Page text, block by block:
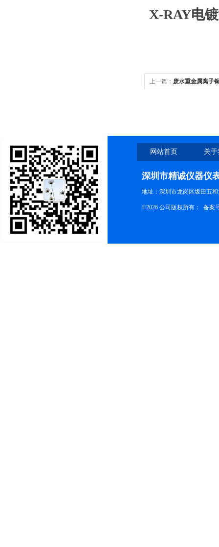
X-RAY电
上一篇： 废水重金属离子
网站首页 关
深圳市精诚仪器仪
地址：深圳市龙岗区坂田五
©2026 公司版权所有： 备案